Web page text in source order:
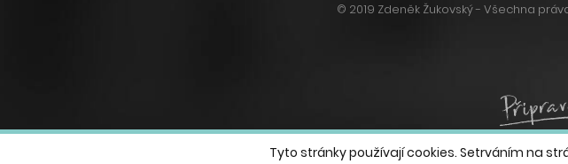
© 2019 Zdeněk Žukovský - Všechna
Tyto stránky používají cookies. Setrváním na